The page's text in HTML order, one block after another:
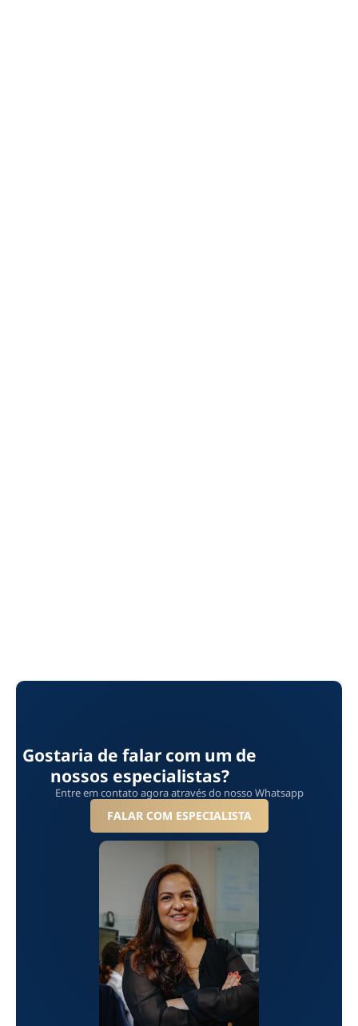
Gostaria de falar com um de
nossos especialistas?
Entre em contato agora através do nosso Whatsapp
FALAR COM ESPECIALISTA